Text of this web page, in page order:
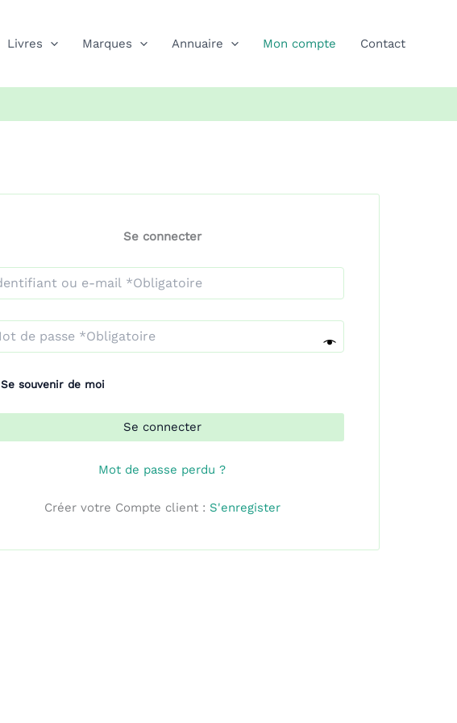
Livres Marques Annuaire Mon compte Contact
Se connecter
Se souvenir de moi
Se connecter
Mot de passe perdu ?
Créer votre Compte client : S'enregister